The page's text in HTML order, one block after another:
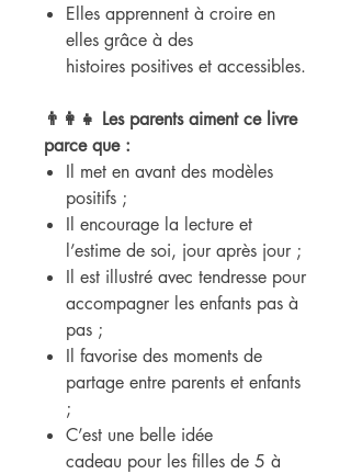
Elles apprennent à croire en
elles grâce à des
histoires positives et accessibles.
👨👩👧 Les parents aiment ce livre
parce que :
Il met en avant des modèles
positifs ;
Il encourage la lecture et
l’estime de soi, jour après jour ;
Il est illustré avec tendresse pour
accompagner les enfants pas à
pas ;
Il favorise des moments de
partage entre parents et enfants
;
C’est une belle idée
cadeau pour les filles de 5 à